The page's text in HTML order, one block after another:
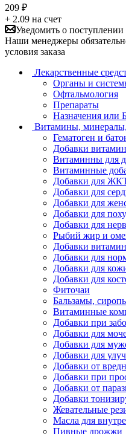
209 ₽
+ 2.09 на счет
Уведомить о поступлении
Наши менеджеры
условия заказа
Лекарственные
Органы и
Офтальмология
Препараты
Назначения или
Витамины,
Гематоген и
Добавки
Витаминны для
Витаминные
Добавки для
Добавки для
Добавки для
Добавки для
Добавки для
Рыбий жир и
Добавки
Добавки для
Добавки для
Добавки для
Фиточаи
Бальзамы,
Витаминные
Добавки при
Добавки для
Добавки для
Добавки для
Добавки от
Добавки при
Добавки от
Добавки
Жевательные
Масла для
Пивные дрожжи